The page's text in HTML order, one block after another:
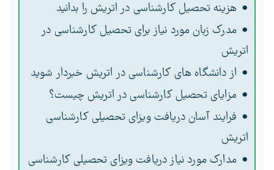
هزینه تحصیل کارشناسی در اتریش را بدانید
مدرک زبان مورد نیاز برای تحصیل کارشناسی در
اتریش
از دانشگاه های کارشناسی در اتریش خبردار شوید
مزایای تحصیل کارشناسی در اتریش چیست؟
فرایند آسان دریافت ویزای تحصیلی کارشناسی
اتریش
مدارک مورد نیاز دریافت ویزای تحصیلی کارشناسی